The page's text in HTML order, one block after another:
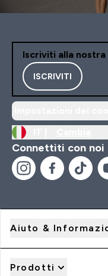
Iscriviti alla
ISCRIVITI
Connettiti con noi
Aiuto &
Prodotti